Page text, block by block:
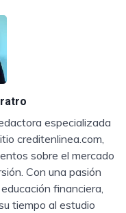
especializada
creditenlinea.com,
sobre el mercado
Con una pasión
financiera,
tiempo al estudio